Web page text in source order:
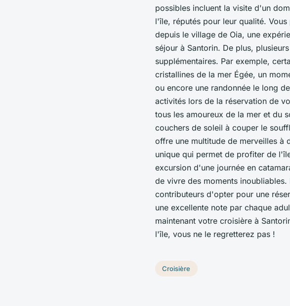
possibles incluent la visite d'un
l'île, réputés pour leur qualité.
depuis le village de Oia, une
séjour à Santorin. De plus,
supplémentaires. Par exemple,
cristallines de la mer Égée, un
ou encore une randonnée le long
activités lors de la réservation de
tous les amoureux de la mer et du
couchers de soleil à couper le
offre une multitude de merveilles à
unique qui permet de profiter de
excursion d'une journée en
de vivre des moments
contributeurs d'opter pour une
une excellente note par chaque
maintenant votre croisière à
l'île, vous ne le regretterez pas !
Croisière